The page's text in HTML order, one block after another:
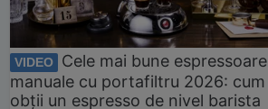
VIDEO
Cele mai bune espressoare
manuale cu portafiltru 2026: cum
obții un espresso de nivel barista